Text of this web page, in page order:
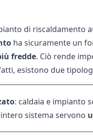
di riscaldamento
ha sicuramente un
fredde. Ciò rende
esistono due
: caldaia e impianto
sistema servono